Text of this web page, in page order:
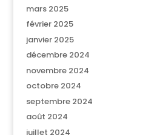
mars 2025
février 2025
janvier 2025
décembre 2024
novembre 2024
octobre 2024
septembre 2024
août 2024
juillet 2024